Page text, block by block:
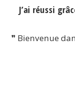
J’ai réussi
❞ Bienvenue